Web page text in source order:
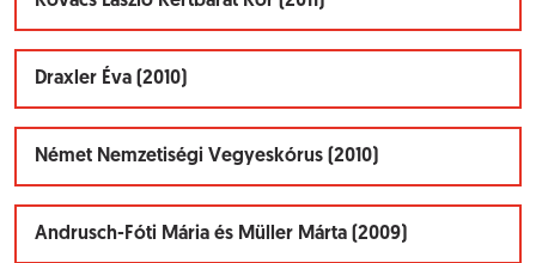
Draxler Éva (2010)
Német Nemzetiségi Vegyeskórus (2010)
Andrusch-Fóti Mária és Müller Márta (2009)